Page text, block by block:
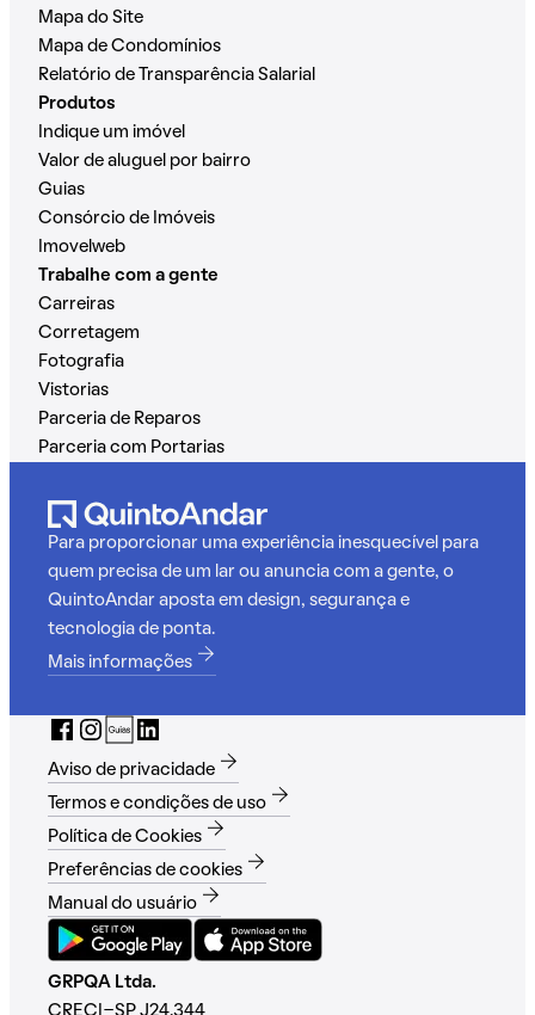
Mapa do Site
Mapa de Condomínios
Relatório de Transparência Salarial
Produtos
Indique um imóvel
Valor de aluguel por bairro
Guias
Consórcio de Imóveis
Imovelweb
Trabalhe com a gente
Carreiras
Corretagem
Fotografia
Vistorias
Parceria de Reparos
Parceria com Portarias
Para proporcionar uma experiência inesquecível para
quem precisa de um lar ou anuncia com a gente, o
QuintoAndar aposta em design, segurança e
tecnologia de ponta.
Mais informações
Aviso de privacidade
Termos e condições de uso
Política de Cookies
Preferências de cookies
Manual do usuário
GRPQA Ltda.